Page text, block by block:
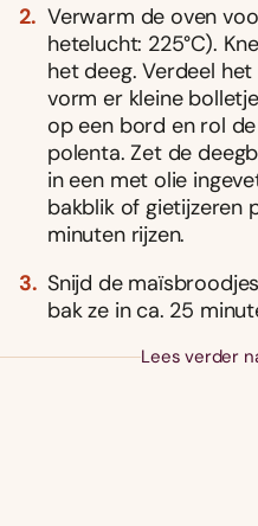
Verwarm de oven
hetelucht: 225°C).
het deeg. Verdeel
vorm er kleine
op een bord en rol
polenta. Zet de
in een met olie
bakblik of gietijzeren
minuten rijzen.
Snijd de
bak ze in ca. 25
Lees verder